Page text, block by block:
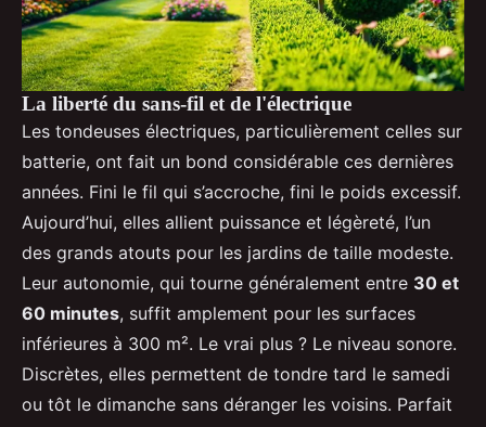
La liberté du sans-fil et de l'électrique
Les tondeuses électriques, particulièrement celles sur
batterie, ont fait un bond considérable ces dernières
années. Fini le fil qui s’accroche, fini le poids excessif.
Aujourd’hui, elles allient puissance et légèreté, l’un
des grands atouts pour les jardins de taille modeste.
Leur autonomie, qui tourne généralement entre 30 et
60 minutes, suffit amplement pour les surfaces
inférieures à 300 m². Le vrai plus ? Le niveau sonore.
Discrètes, elles permettent de tondre tard le samedi
ou tôt le dimanche sans déranger les voisins. Parfait